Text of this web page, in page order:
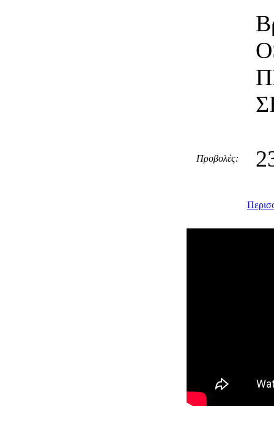
Προβολές: